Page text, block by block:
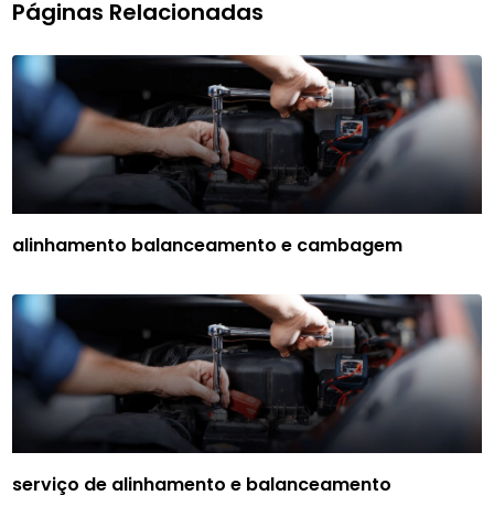
Páginas Relacionadas
alinhamento balanceamento e cambagem
serviço de alinhamento e balanceamento